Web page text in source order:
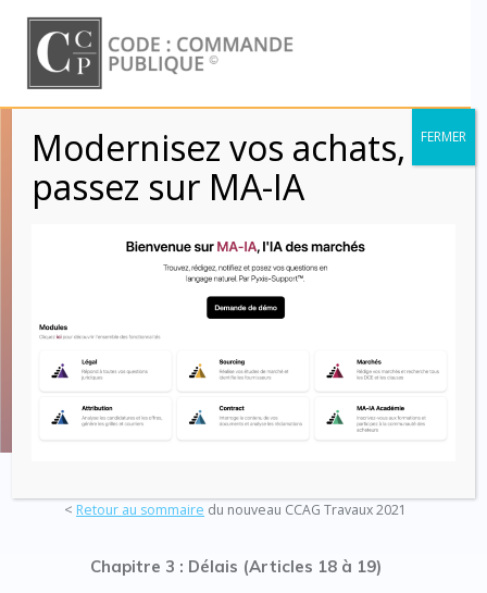
to
content
Chapitre 3 : Délais
(Articles 18 à 19) –
CCAG Travaux
2021
Code : Commande Publique
< Retour au sommaire du nouveau CCAG Travaux 2021
Chapitre 3 : Délais (Articles 18 à 19)
Modernisez vos achats,
passez sur MA-IA
FERMER